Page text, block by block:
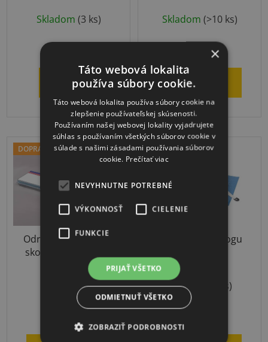
hodnotenie
produktu
5,0
z
5
hviezdičiek.
Skladom (3 ks)
od €29,62
DETAIL
Skladom (>10 ks)
€5,99
DO KOŠÍKA
DOPRAVA ZADARMO
Odrazová doska pre
skok do diaľky SET -
3-4 týždne
€699,89
Azuni Sada na jogu
Skladom (1 ks)
×
Táto webová lokalita
používa súbory cookie.
Táto webová lokalita používa súbory cookie na
zlepšenie používateľskej skúsenosti.
Používaním našej webovej lokality vyjadrujete
súhlas s používaním všetkých súborov cookie v
súlade s našimi zásadami používania súborov
cookie. Prečítať viac
NEVYHNUTNE POTREBNÉ
VÝKONNOSŤ CIELENIE
FUNKCIE
PRIJAŤ VŠETKO
ODMIETNUŤ VŠETKO
ZOBRAZIŤ PODROBNOSTI